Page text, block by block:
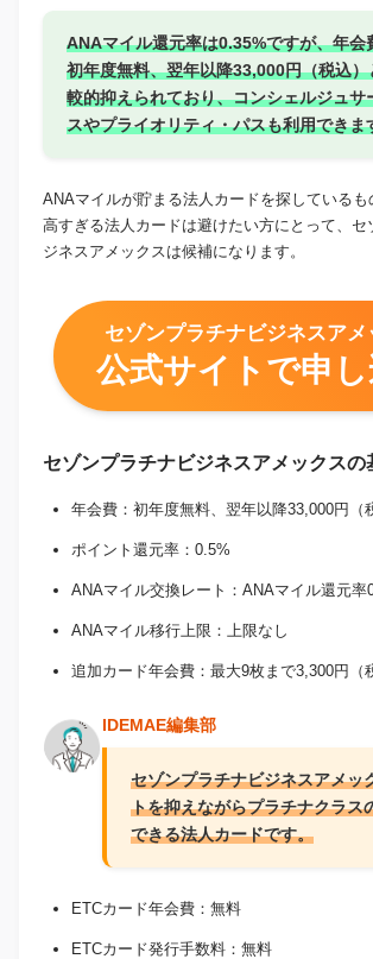
ANAマイル還元率は0.35%ですが、年会
初年度無料、翌年以降33,000円（税込）
較的抑えられており、コンシェルジュサ
スやプライオリティ・パスも利用できま
ANAマイルが貯まる法人カードを探している
高すぎる法人カードは避けたい方にとって、セ
ジネスアメックスは候補になります。
セゾンプラチナビジネスアメ
公式サイトで申
セゾンプラチナビジネスアメックスの
年会費：初年度無料、翌年以降33,000円（
ポイント還元率：0.5%
ANAマイル交換レート：ANAマイル還元率
ANAマイル移行上限：上限なし
追加カード年会費：最大9枚まで3,300円（
IDEMAE編集部
セゾンプラチナビジネスアメッ
トを抑えながらプラチナクラス
できる法人カードです。
ETCカード年会費：無料
ETCカード発行手数料：無料